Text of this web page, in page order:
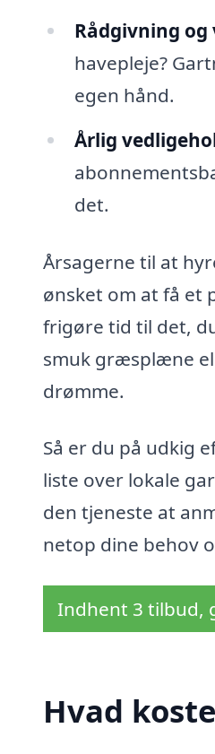
Rådgivning
havepleje?
egen hånd.
Årlig
det.
Årsagerne til at
ønsket om at få et
frigøre tid til det,
smuk græsplæne
drømme.
Så er du på udkig
liste over lokale
den tjeneste at
netop dine behov
Indhent 3 tilbud,
Hvad